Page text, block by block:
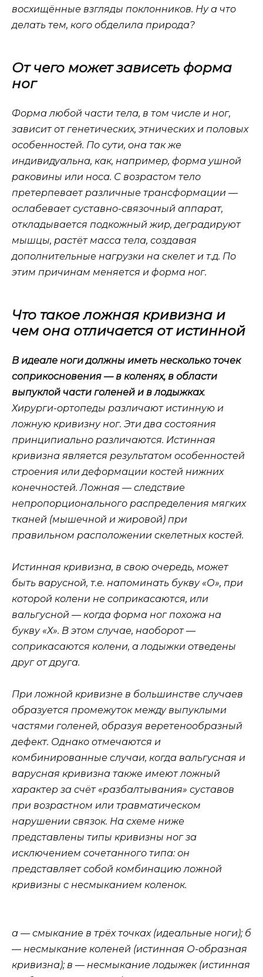
восхищённые взгляды поклонников. Ну а что
делать тем, кого обделила природа?
От чего может зависеть форма
ног
Форма любой части тела, в том числе и ног,
зависит от генетических, этнических и половых
особенностей. По сути, она так же
индивидуальна, как, например, форма ушной
раковины или носа. С возрастом тело
претерпевает различные трансформации —
ослабевает суставно-связочный аппарат,
откладывается подкожный жир, деградируют
мышцы, растёт масса тела, создавая
дополнительные нагрузки на скелет и т.д. По
этим причинам меняется и форма ног.
Что такое ложная кривизна и
чем она отличается от истинной
В идеале ноги должны иметь несколько точек
соприкосновения — в коленях, в области
выпуклой части голеней и в лодыжках.
Хирурги-ортопеды различают истинную и
ложную кривизну ног. Эти два состояния
принципиально различаются. Истинная
кривизна является результатом особенностей
строения или деформации костей нижних
конечностей. Ложная — следствие
непропорционального распределения мягких
тканей (мышечной и жировой) при
правильном расположении скелетных костей.
Истинная кривизна, в свою очередь, может
быть варусной, т.е. напоминать букву «О», при
которой колени не соприкасаются, или
вальгусной — когда форма ног похожа на
букву «Х». В этом случае, наоборот —
соприкасаются колени, а лодыжки отведены
друг от друга.
При ложной кривизне в большинстве случаев
образуется промежуток между выпуклыми
частями голеней, образуя веретенообразный
дефект. Однако отмечаются и
комбинированные случаи, когда вальгусная и
варусная кривизна также имеют ложный
характер за счёт «разбалтывания» суставов
при возрастном или травматическом
нарушении связок. На схеме ниже
представлены типы кривизны ног за
исключением сочетанного типа: он
представляет собой комбинацию ложной
кривизны с несмыканием коленок.
а — смыкание в трёх точках (идеальные ноги); б
— несмыкание коленей (истинная О-образная
кривизна); в — несмыкание лодыжек (истинная